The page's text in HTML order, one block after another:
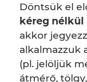
Döntsük el
kéreg nélkül
akkor
alkalmazzuk
(pl. jelöljük
átmérő,